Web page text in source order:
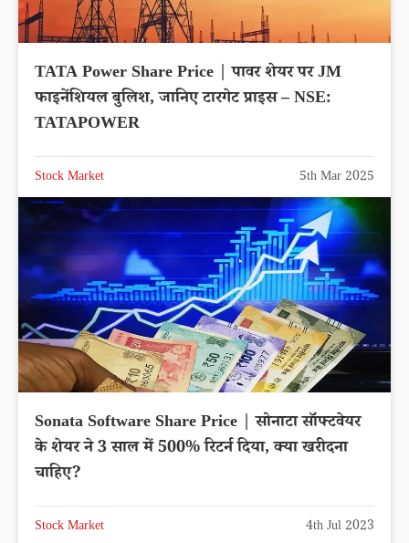
TATA Power Share Price | पावर शेयर पर JM
फाइनेंशियल बुलिश, जानिए टारगेट प्राइस – NSE:
TATAPOWER
Stock Market 5th Mar 2025
Sonata Software Share Price | सोनाटा सॉफ्टवेयर
के शेयर ने 3 साल में 500% रिटर्न दिया, क्या खरीदना
चाहिए?
Stock Market 4th Jul 2023